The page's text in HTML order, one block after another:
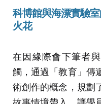
科博館與海漂實驗
火花
在因緣際會下筆者
觸，通過「教育」傳
術創作的概念，規劃